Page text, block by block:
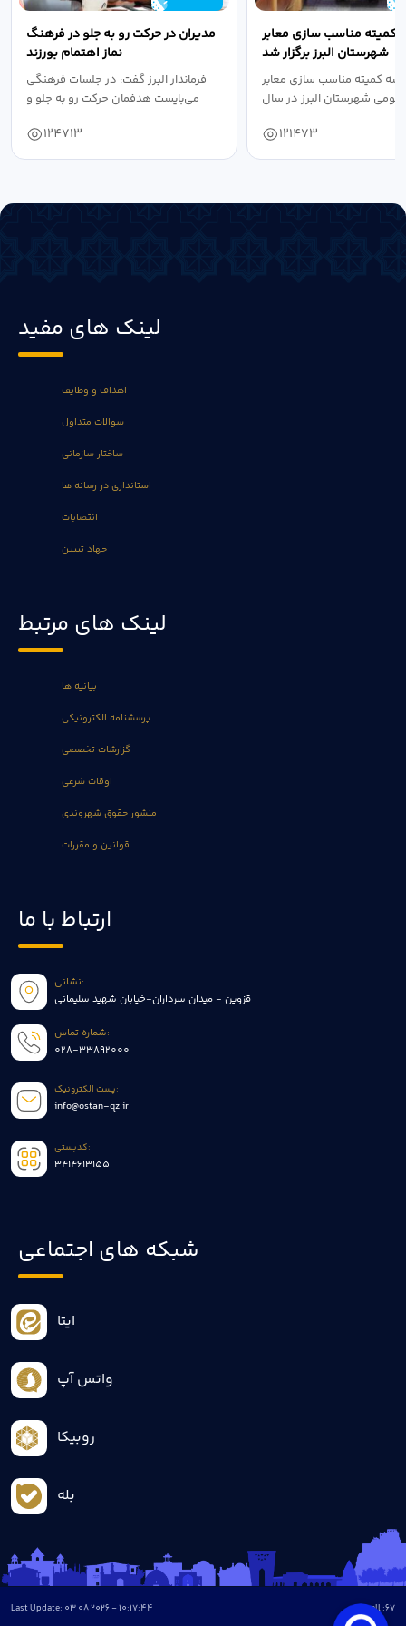
مدیران در حرکت رو به جلو در فرهنگ
نماز اهتمام بورزند
فرماندار البرز گفت: در جلسات فرهنگی
می‌بایست هدفمان حرکت رو به جلو و
124713
کمیته مناسب سازی معابر
شهرستان البرز برگزار شد
کمیته مناسب سازی معابر
شهرستان البرز در سال
121473
لینک های مفید
اهداف و وظایف
سوالات متداول
ساختار سازمانی
استانداری در رسانه ها
انتصابات
جهاد تبیین
لینک های مرتبط
بیانیه ها
پرسشنامه الکترونیکی
گزارشات تخصصی
اوقات شرعی
منشور حقوق شهروندی
قوانین و مقررات
ارتباط با ما
نشانی:
قزوین - میدان سرداران-خیابان شهید سلیمانی
شماره تماس:
028-33892000
پست الکترونیک:
info@ostan-qz.ir
کدپستی:
3414613155
شبکه های اجتماعی
ایتا
واتس آپ
روبیکا
بله
Last Update: 03 08 2026 - 10:17:44 all :67